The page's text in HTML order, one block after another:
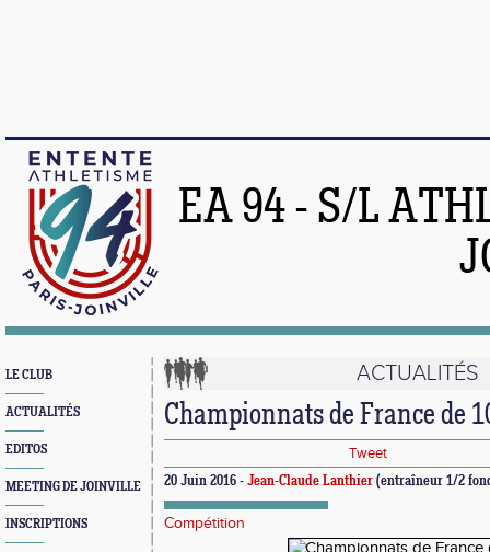
EA 94 - S/L
LE CLUB
ACTUALITÉS
EDITOS
MEETING DE JOINVILLE
INSCRIPTIONS
ACTUALITÉS
Championnats de France de
Tweet
20 Juin 2016 - Jean-Claude Lanthier (entraîneur 1/2
Compétition